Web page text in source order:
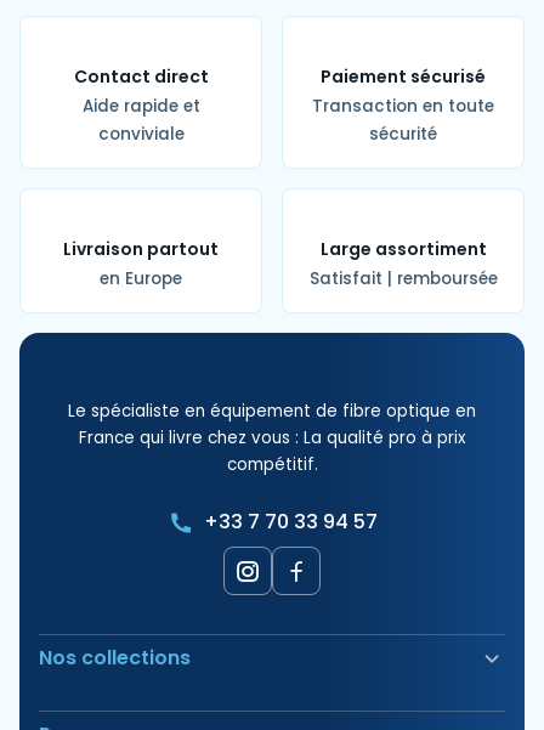
Contact direct
Aide rapide et
conviviale
Paiement sécurisé
Transaction en toute
sécurité
Livraison partout
en Europe
Large assortiment
Satisfait | remboursée
Le spécialiste en équipement de fibre optique en
France qui livre chez vous : La qualité pro à prix
compétitif.
+33 7 70 33 94 57
Nos collections
Soudeuse Fibre Optique